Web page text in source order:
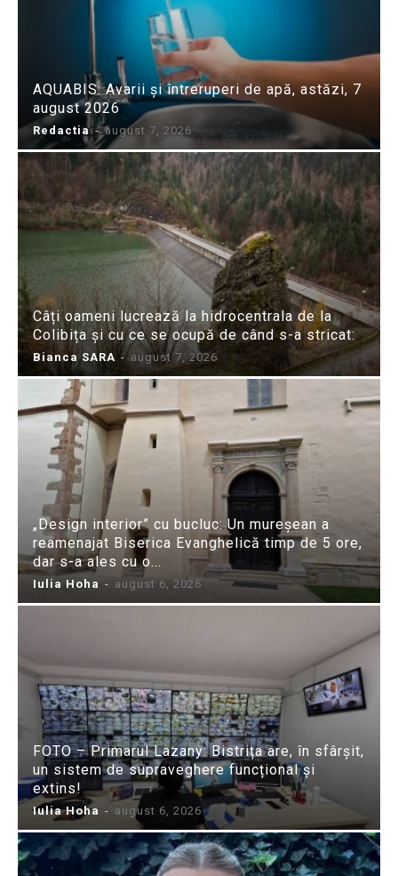
AQUABIS: Avarii și întreruperi de apă, astăzi, 7
august 2026
Redactia - august 7, 2026
Câți oameni lucrează la hidrocentrala de la
Colibița și cu ce se ocupă de când s-a stricat:
Bianca SARA - august 7, 2026
„Design interior” cu bucluc: Un mureșean a
reamenajat Biserica Evanghelică timp de 5 ore,
dar s-a ales cu o...
Iulia Hoha - august 6, 2026
FOTO – Primarul Lazany: Bistrița are, în sfârșit,
un sistem de supraveghere funcțional și
extins!
Iulia Hoha - august 6, 2026